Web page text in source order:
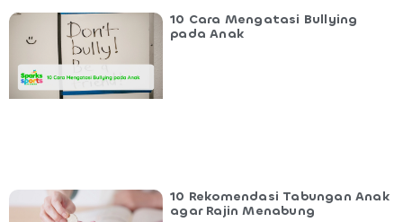
10 Cara Mengatasi Bullying
pada Anak
10 Rekomendasi Tabungan Anak
agar Rajin Menabung